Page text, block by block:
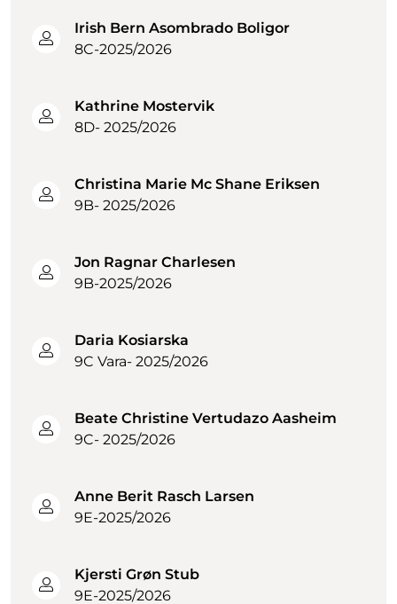
Irish Bern Asombrado Boligor
8C-2025/2026
Kathrine Mostervik
8D- 2025/2026
Christina Marie Mc Shane Eriksen
9B- 2025/2026
Jon Ragnar Charlesen
9B-2025/2026
Daria Kosiarska
9C Vara- 2025/2026
Beate Christine Vertudazo Aasheim
9C- 2025/2026
Anne Berit Rasch Larsen
9E-2025/2026
Kjersti Grøn Stub
9E-2025/2026